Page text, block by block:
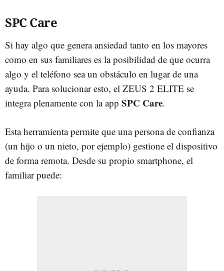
SPC Care
Si hay algo que genera ansiedad tanto en los mayores
como en sus familiares es la posibilidad de que ocurra
algo y el teléfono sea un obstáculo en lugar de una
ayuda. Para solucionar esto, el ZEUS 2 ELITE se
integra plenamente con la app SPC Care.
Esta herramienta permite que una persona de confianza
(un hijo o un nieto, por ejemplo) gestione el dispositivo
de forma remota. Desde su propio smartphone, el
familiar puede: